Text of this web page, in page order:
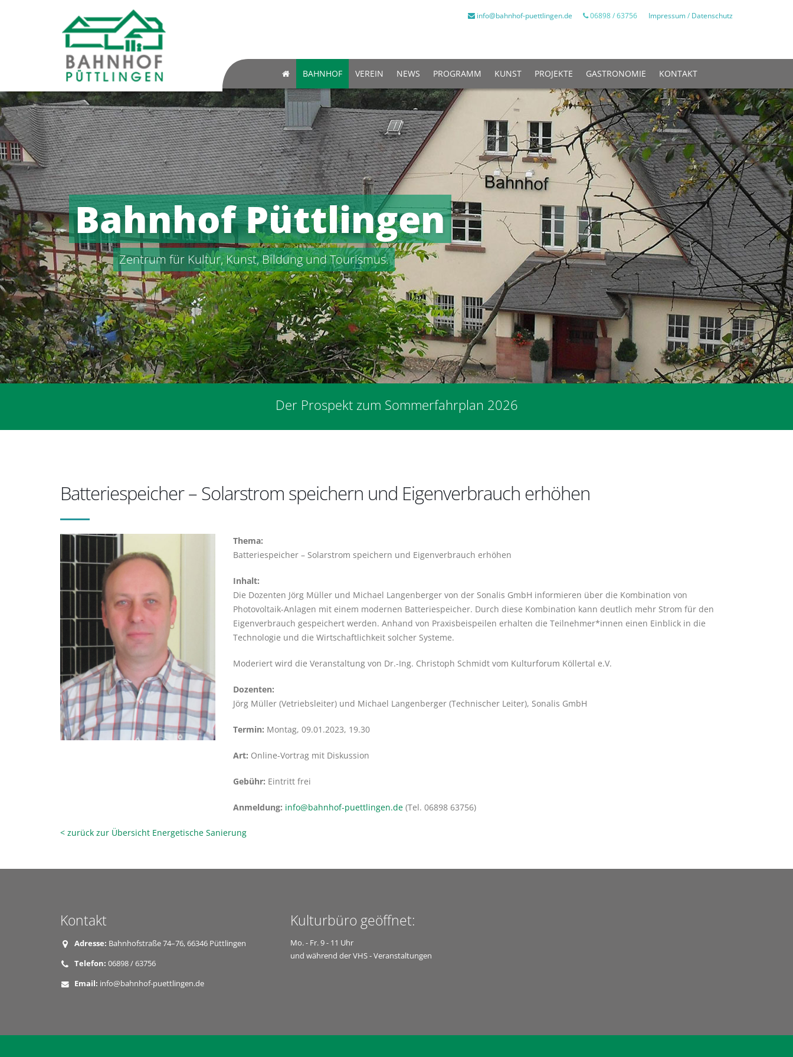
info@bahnhof-puettlingen.de 06898 / 63756 Impressum/ Datenschutz
BAHNHOF VEREIN NEWS PROGRAMM KUNST PROJEKTE GASTRONOMIE KONTAKT
Bahnhof Püttlingen
Zentrum für Kultur, Kunst, Bildung und Tourismus.
Der Prospekt zum Sommerfahrplan 2026
Batteriespeicher – Solarstrom speichern und Eigenverbrauch erhöhen
Thema:
Batteriespeicher – Solarstrom speichern und Eigenverbrauch erhöhen
Inhalt:
Die Dozenten Jörg Müller und Michael Langenberger von der Sonalis GmbH informieren über die Kombination von
Photovoltaik-Anlagen mit einem modernen Batteriespeicher. Durch diese Kombination kann deutlich mehr Strom für den
Eigenverbrauch gespeichert werden. Anhand von Praxisbeispeilen erhalten die Teilnehmer*innen einen Einblick in die
Technologie und die Wirtschaftlichkeit solcher Systeme.
Moderiert wird die Veranstaltung von Dr.-Ing. Christoph Schmidt vom Kulturforum Köllertal e.V.
Dozenten:
Jörg Müller (Vetriebsleiter) und Michael Langenberger (Technischer Leiter), Sonalis GmbH
Termin: Montag, 09.01.2023, 19.30
Art: Online-Vortrag mit Diskussion
Gebühr: Eintritt frei
Anmeldung: info@bahnhof-puettlingen.de(Tel. 06898 63756)
< zurück zur Übersicht Energetische Sanierung
Kontakt
Adresse: Bahnhofstraße 74–76, 66346 Püttlingen
Telefon: 06898 / 63756
Email: info@bahnhof-puettlingen.de
Kulturbüro geöffnet:
Mo. - Fr. 9 - 11 Uhr
und während der VHS - Veranstaltungen